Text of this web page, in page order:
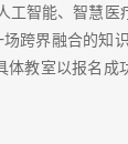
工智能、智慧医
跨界融合的知
教室以报名成